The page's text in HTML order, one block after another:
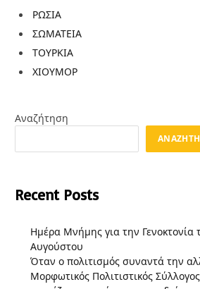
ΡΩΣΙΑ
ΣΩΜΑΤΕΙΑ
ΤΟΥΡΚΙΑ
ΧΙΟΥΜΟΡ
Αναζήτηση
Recent Posts
Ημέρα Μνήμης για την
Αυγούστου
Όταν ο πολιτισμός συναντά την
Μορφωτικός Πολιτιστικός